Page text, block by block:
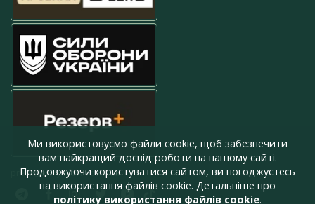
press@armyinform.com.ua
Ми використовуємо файли cookie, щоб забезпечити
вам найкращий досвід роботи на нашому сайті.
Продовжуючи користуватися сайтом, ви погоджуєтесь
на використання файлів cookie. Детальніше про
політику використання файлів cookie.